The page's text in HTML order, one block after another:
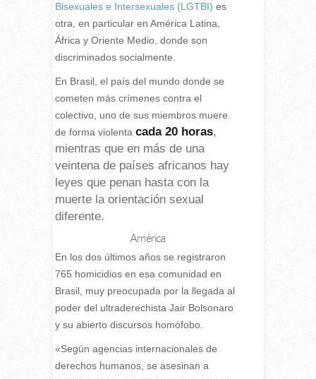
Bisexuales e Intersexuales (LGTBI) es
otra, en particular en América Latina,
África y Oriente Medio, donde son
discriminados socialmente.
En Brasil, el país del mundo donde se
cometen más crímenes contra el
colectivo, uno de sus miembros muere
de forma violenta cada 20 horas,
mientras que en más de una
veintena de países africanos hay
leyes que penan hasta con la
muerte la orientación sexual
diferente.
América
En los dos últimos años se registraron
765 homicidios en esa comunidad en
Brasil, muy preocupada por la llegada al
poder del ultraderechista Jair Bolsonaro
y su abierto discursos homófobo.
«Según agencias internacionales de
derechos humanos, se asesinan a